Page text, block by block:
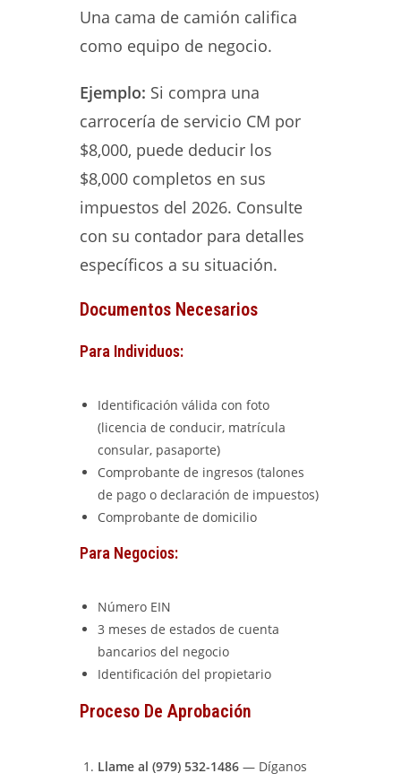
Una cama de camión califica
como equipo de negocio.
Ejemplo: Si compra una
carrocería de servicio CM por
$8,000, puede deducir los
$8,000 completos en sus
impuestos del 2026. Consulte
con su contador para detalles
específicos a su situación.
Documentos Necesarios
Para Individuos:
Identificación válida con foto
(licencia de conducir, matrícula
consular, pasaporte)
Comprobante de ingresos (talones
de pago o declaración de impuestos)
Comprobante de domicilio
Para Negocios:
Número EIN
3 meses de estados de cuenta
bancarios del negocio
Identificación del propietario
Proceso De Aprobación
Llame al (979) 532-1486 — Díganos